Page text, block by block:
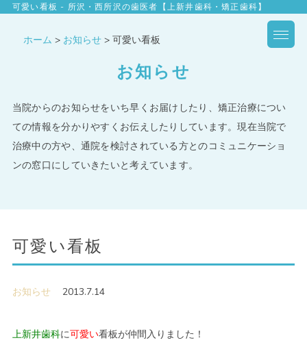
可愛い看板 - 所沢・西所沢の歯医者【上新井歯科・矯正歯科】
ホーム > お知らせ >可愛い看板
お知らせ
当院からのお知らせをいち早くお届けしたり、矯正治療につい
ての情報を分かりやすくお伝えしたりしています。現在当院で
治療中の方や、通院を検討されている方とのコミュニケーショ
ンの窓口にしていきたいと考えています。
可愛い看板
お知らせ 2013.7.14
上新井歯科に可愛い看板が仲間入りました！